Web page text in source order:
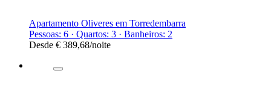
Apartamento Oliveres em Torredembarra
Pessoas: 6 · Quartos: 3 · Banheiros: 2
Desde € 389,68/noite